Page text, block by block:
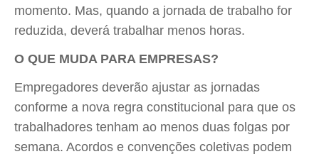
momento. Mas, quando a jornada de trabalho for
reduzida, deverá trabalhar menos horas.
O QUE MUDA PARA EMPRESAS?
Empregadores deverão ajustar as jornadas
conforme a nova regra constitucional para que os
trabalhadores tenham ao menos duas folgas por
semana. Acordos e convenções coletivas podem